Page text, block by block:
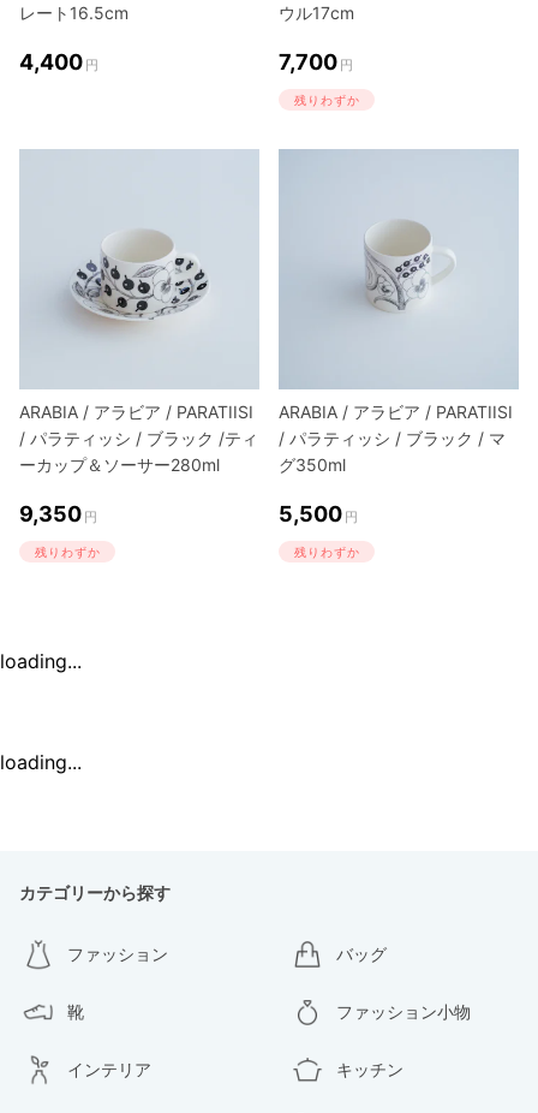
レート16.5cm
4,400 円
ウル17cm
7,700 円
残りわずか
ARABIA / アラビア / PARATIISI
/ パラティッシ / ブラック /ティ
ーカップ＆ソーサー280ml
9,350 円
残りわずか
ARABIA / アラビア / PARATIISI
/ パラティッシ / ブラック / マ
グ350ml
5,500 円
残りわずか
loading...
loading...
カテゴリーから探す
ファッション バッグ
靴 ファッション小物
インテリア キッチン